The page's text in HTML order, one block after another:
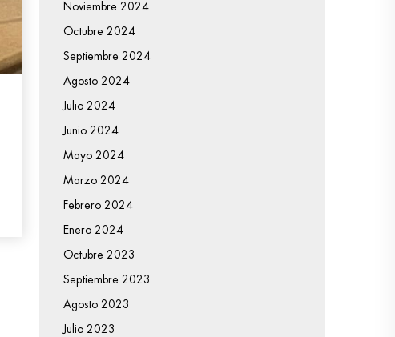
Noviembre 2024
Octubre 2024
Septiembre 2024
Agosto 2024
Julio 2024
Junio 2024
Mayo 2024
Marzo 2024
Febrero 2024
Enero 2024
Octubre 2023
Septiembre 2023
Agosto 2023
Julio 2023